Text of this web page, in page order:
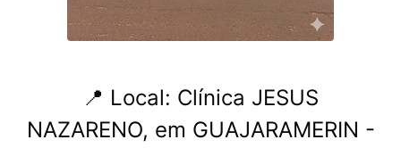
📍 Local: Clínica JESUS ​​
NAZARENO, em GUAJARAMERIN -